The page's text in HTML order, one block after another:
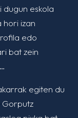
dugun eskola
hori izan
edo
bat zein
egiten du
Gorputz